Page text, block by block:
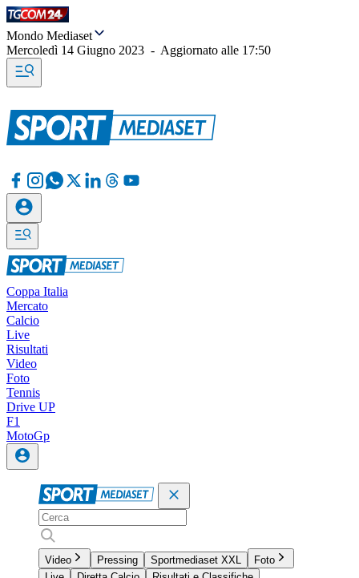
Mondo Mediaset
Mercoledì 14 Giugno 2023 - Aggiornato alle 17:50
Coppa Italia
Mercato
Calcio
Live
Risultati
Video
Foto
Tennis
Drive UP
F1
MotoGp
Video Pressing Sportmediaset XXL
Foto